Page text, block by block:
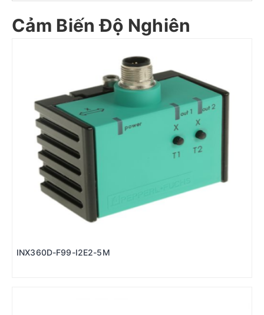
Cảm Biến Độ Nghiên
INX360D-F99-I2E2-5M